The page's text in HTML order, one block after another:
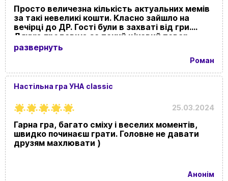
Роман
Просто величезна кількість актуальних мемів
за такі невеликі кошти. Класно зайшло на
вечірці до ДР. Гості були в захваті від гри.
Дякую продавцю за такий цікавий товар.
развернуть
Анонім
25.03.2024
Настільна гра УНА classic
Гарна гра, багато сміху і веселих моментів,
швидко починаєш грати. Головне не давати
друзям махлювати )